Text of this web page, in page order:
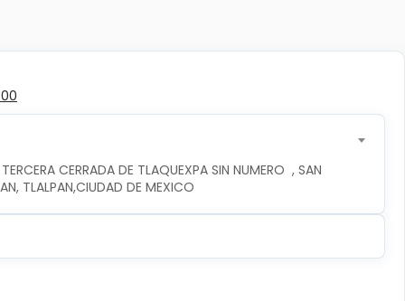
CERRADA DE TLAQUEXPA SIN NUMERO  , SAN
TLALPAN,CIUDAD DE MEXICO